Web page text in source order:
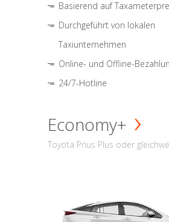
Basierend auf
Durchgeführt von lokalen
Taxiunternehmen
Online- und Offline-
24/7-Hotline
Economy+
Toyota Prius Plus oder